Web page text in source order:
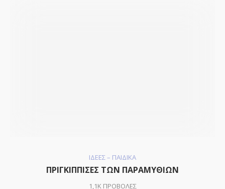
ΙΔΕΕΣ – ΠΑΙΔΙΚΑ
ΠΡΙΓΚΙΠΠIΣΕΣ ΤΩΝ ΠΑΡΑΜΥΘΙΩΝ
1,1K ΠΡΟΒΟΛΕΣ